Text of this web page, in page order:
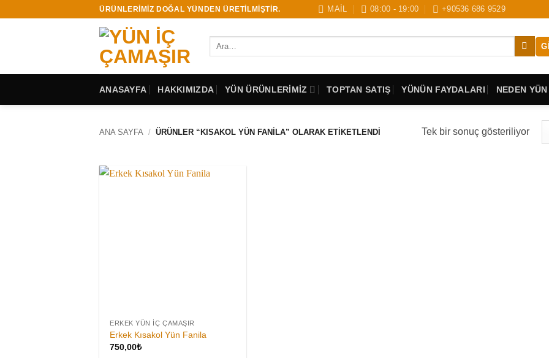
ÜRÜNLERİMİZ DOĞAL YÜNDEN ÜRETİLMİŞTİR. MAİL 08:00 - 19:00 +90536 686 9529
Ara:
ANASAYFA HAKKIMIZDA YÜN ÜRÜNLERİMİZ TOPTAN SATIŞ YÜNÜN FAYDALARI NEDEN
ANA SAYFA / ÜRÜNLER “KISAKOL YÜN FANILA” OLARAK ETIKETLENDI Tek bir sonuç gösteriliyor
ERKEK YÜN İÇ ÇAMAŞIR
Erkek Kısakol Yün Fanila
750,00₺